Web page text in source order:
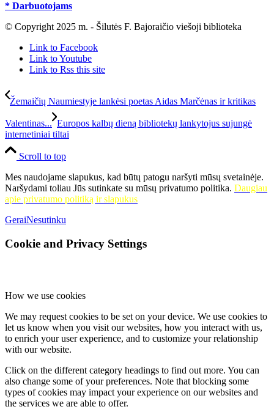
* Darbuotojams
© Copyright 2025 m. - Šilutės F. Bajoraičio viešoji biblioteka
Link to Facebook
Link to Youtube
Link to Rss this site
Žemaičių Naumiestyje lankėsi poetas Aidas Marčėnas ir kritikas
Valentinas... Europos kalbų dieną bibliotekų lankytojus sujungė
internetiniai tiltai
Scroll to top
Mes naudojame slapukus, kad būtų patogu naršyti mūsų svetainėje.
Naršydami toliau Jūs sutinkate su mūsų privatumo politika. Daugiau
apie privatumo politiką ir slapukus
GeraiNesutinku
Cookie and Privacy Settings
How we use cookies
We may request cookies to be set on your device. We use cookies to
let us know when you visit our websites, how you interact with us,
to enrich your user experience, and to customize your relationship
with our website.
Click on the different category headings to find out more. You can
also change some of your preferences. Note that blocking some
types of cookies may impact your experience on our websites and
the services we are able to offer.